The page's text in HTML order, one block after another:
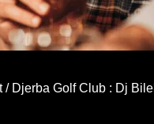
/ Djerba Golf Club : Dj Bilel